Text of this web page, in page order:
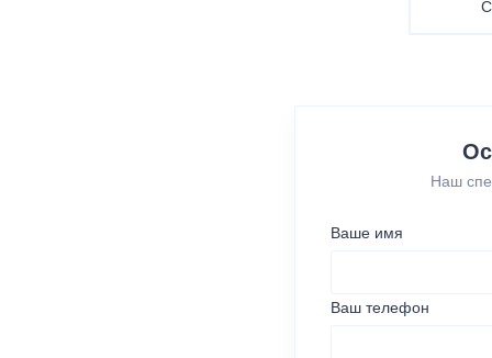
Наш
Ваше имя
Ваш телефон